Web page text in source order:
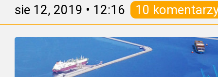
sie 12, 2019 • 12:16 10